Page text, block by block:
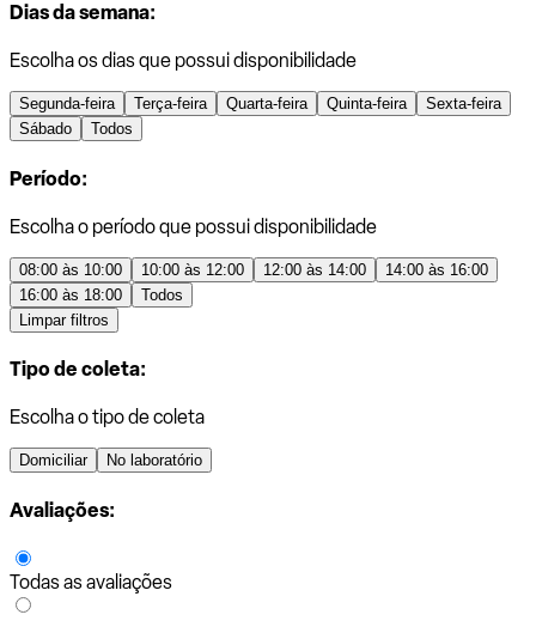
Dias da semana:
Escolha os dias que possui disponibilidade
Segunda-feira Terça-feira Quarta-feira Quinta-feira
Sexta-feira
Sábado
Todos
Período:
Escolha o período que possui disponibilidade
08:00 às 10:00 10:00 às 12:00 12:00 às 14:00
14:00 às 16:00
16:00 às 18:00
Todos
Limpar filtros
Tipo de coleta:
Escolha o tipo de coleta
Domiciliar No laboratório
Avaliações:
Todas as avaliações